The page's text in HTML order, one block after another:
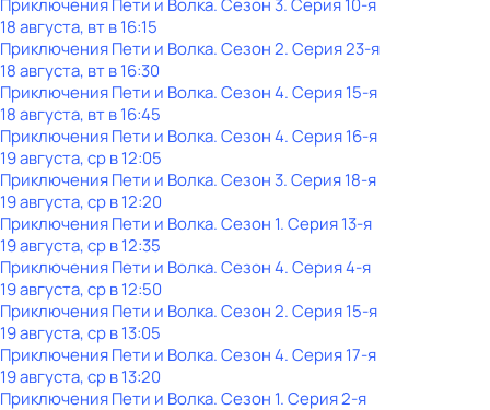
Приключения Пети и Волка. Сезон 3. Серия 10-я
18 августа, вт в 16:15
Приключения Пети и Волка. Сезон 2. Серия 23-я
18 августа, вт в 16:30
Приключения Пети и Волка. Сезон 4. Серия 15-я
18 августа, вт в 16:45
Приключения Пети и Волка. Сезон 4. Серия 16-я
19 августа, ср в 12:05
Приключения Пети и Волка. Сезон 3. Серия 18-я
19 августа, ср в 12:20
Приключения Пети и Волка. Сезон 1. Серия 13-я
19 августа, ср в 12:35
Приключения Пети и Волка. Сезон 4. Серия 4-я
19 августа, ср в 12:50
Приключения Пети и Волка. Сезон 2. Серия 15-я
19 августа, ср в 13:05
Приключения Пети и Волка. Сезон 4. Серия 17-я
19 августа, ср в 13:20
Приключения Пети и Волка. Сезон 1. Серия 2-я